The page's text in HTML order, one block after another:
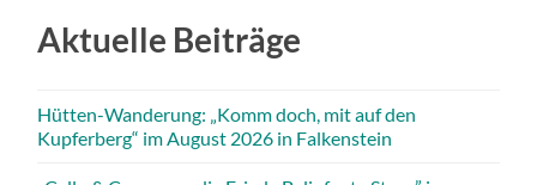
Aktuelle Beiträge
Hütten-Wanderung: „Komm doch, mit auf den
Kupferberg“ im August 2026 in Falkenstein